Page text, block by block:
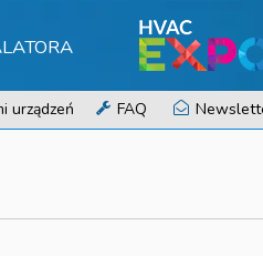
urządzeń FAQ